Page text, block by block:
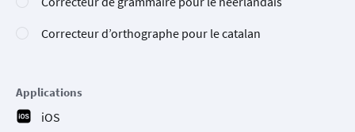
Correcteur d’orthographe pour le catalan
Applications
iOS